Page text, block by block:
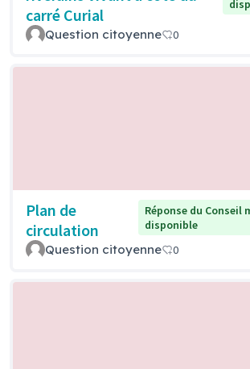
carré Curial
Question citoyenne 0
Plan de
circulation
Réponse du Conseil
disponible
Question citoyenne 0